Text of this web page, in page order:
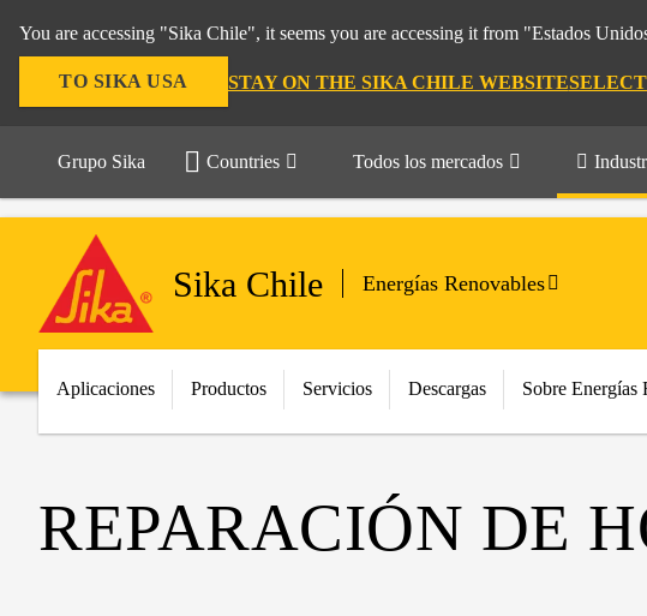
You are accessing "Sika Chile", it seems you are accessing it from "Estados
TO SIKA USA STAY ON THE SIKA CHILE WEBSITE
Grupo Sika Countries Todos los mercados
Sika Chile Energías Renovables
Aplicaciones Productos Servicios Descargas Sobre Energías
REPARACIÓN DE